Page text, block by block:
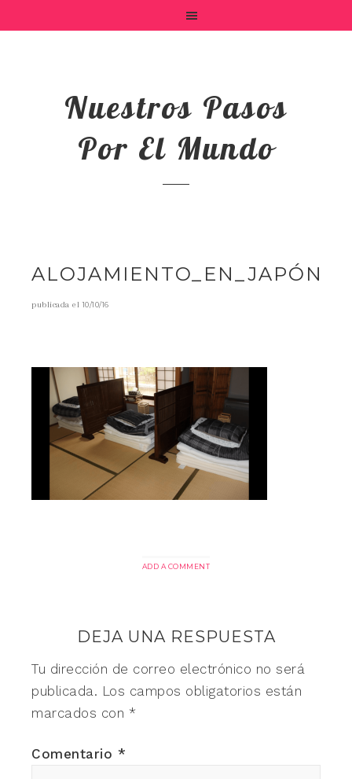
Nuestros Pasos
Por El Mundo
ALOJAMIENTO_EN_JAPÓN
publicada el10/10/16
ADD A COMMENT
DEJA UNA RESPUESTA
Tu dirección de correo electrónico no será
publicada. Los campos obligatorios están
marcados con *
Comentario *